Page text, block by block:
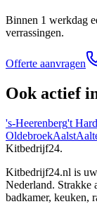
Binnen 1 werkdag
verrassingen.
Offerte aanvragen
Ook actief
's-Heerenberg't
OldebroekAalst
Kitbedrijf24.
Kitbedrijf24.nl is
Nederland. Strakke
badkamer, keuken,